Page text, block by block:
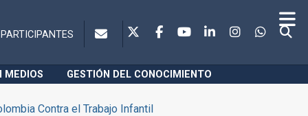
PARTICIPANTES
MEDIOS GESTIÓN DEL CONOCIMIENTO
Contra el Trabajo Infantil